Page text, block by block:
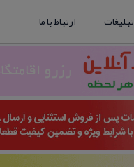
تبلیغات ارتباط با ما